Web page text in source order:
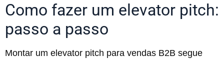
Como fazer um elevator pitch:
passo a passo
Montar um elevator pitch para vendas B2B segue